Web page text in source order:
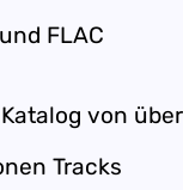
FLAC
von über
Tracks